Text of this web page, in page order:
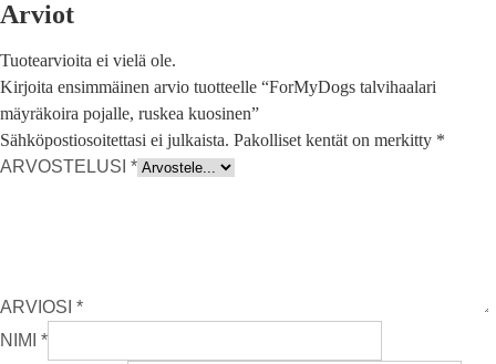
Arviot
Tuotearvioita ei vielä ole.
Kirjoita ensimmäinen arvio tuotteelle “ForMyDogs talvihaalari
mäyräkoira pojalle, ruskea kuosinen”
Sähköpostiosoitettasi ei julkaista. Pakolliset kentät on merkitty *
ARVOSTELUSI *
ARVIOSI *
NIMI *